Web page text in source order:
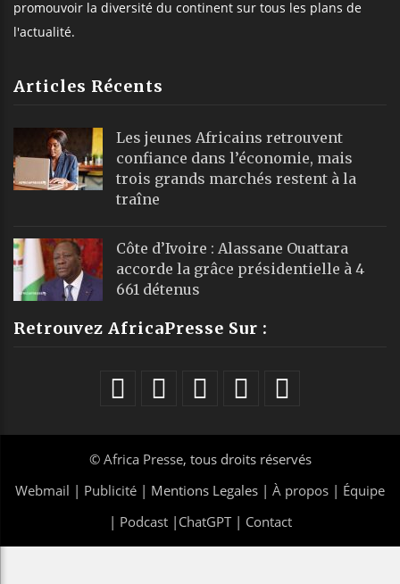
promouvoir la diversité du continent sur tous les plans de
l'actualité.
Articles Récents
Les jeunes Africains retrouvent
confiance dans l’économie, mais
trois grands marchés restent à la
traîne
Côte d’Ivoire : Alassane Ouattara
accorde la grâce présidentielle à 4
661 détenus
Retrouvez AfricaPresse Sur :
© Africa Presse, tous droits réservés
Webmail | Publicité | Mentions Legales | À propos | Équipe
| Podcast| ChatGPT| Contact